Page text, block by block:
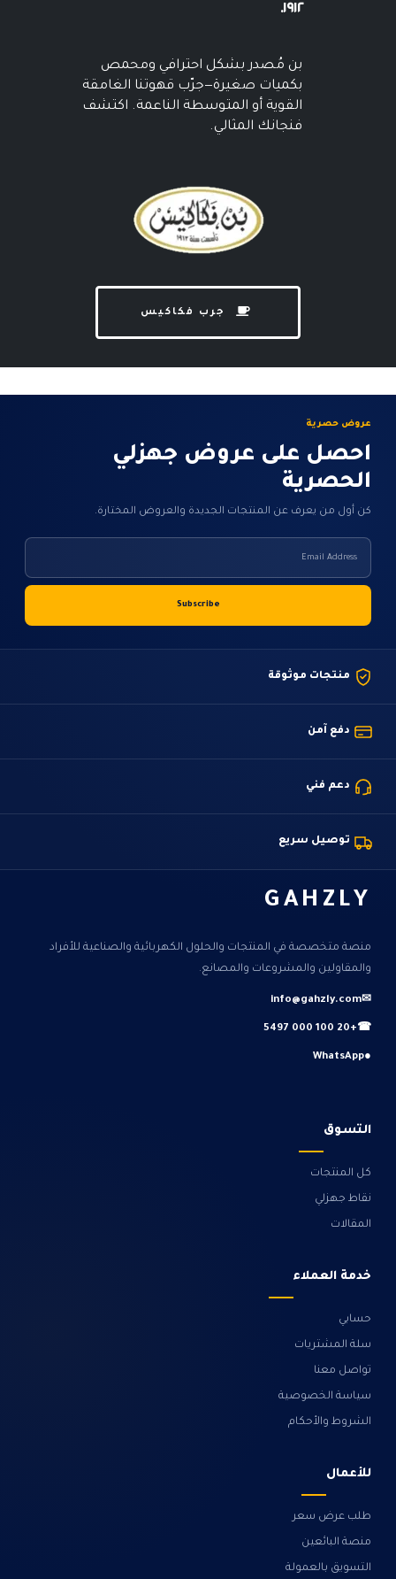
١٩١٢.
بن مُصدر بشكل احترافي ومحمص
بكميات صغيرة—جرّب قهوتنا الغامقة
القوية أو المتوسطة الناعمة. اكتشف
فنجانك المثالي.
جرب فكاكيس
عروض حصرية
احصل على عروض جهزلي
الحصرية
كن أول من يعرف عن المنتجات الجديدة والعروض المختارة.
منتجات موثوقة
دفع آمن
دعم فني
توصيل سريع
GAHZLY
منصة متخصصة في المنتجات والحلول الكهربائية والصناعية للأفراد
والمقاولين والمشروعات والمصانع.
✉
info@gahzly.com
☎
+20 100 000 5497
●
WhatsApp
التسوق
كل المنتجات
نقاط جهزلي
المقالات
خدمة العملاء
حسابي
سلة المشتريات
تواصل معنا
سياسة الخصوصية
الشروط والأحكام
للأعمال
طلب عرض سعر
منصة البائعين
التسويق بالعمولة